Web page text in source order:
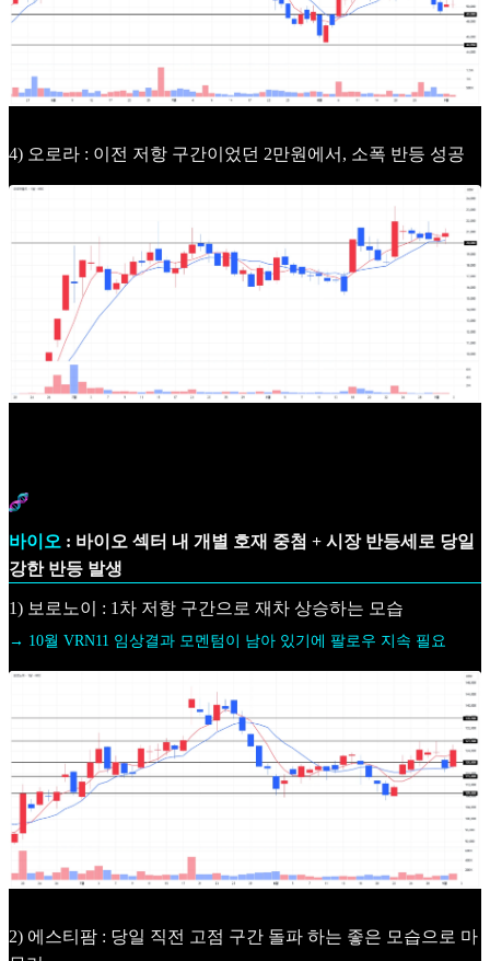
4) 오로라 : 이전 저항 구간이었던 2만원에서, 소폭 반등 성공
바이오 : 바이오 섹터 내 개별 호재 중첨 + 시장 반등세로 당일
강한 반등 발생
1) 보로노이 : 1차 저항 구간으로 재차 상승하는 모습
→ 10월 VRN11 임상결과 모멘텀이 남아 있기에 팔로우 지속 필요
2) 에스티팜 : 당일 직전 고점 구간 돌파 하는 좋은 모습으로 마